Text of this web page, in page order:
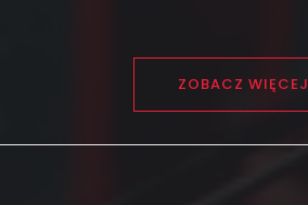
ZOBACZ WIĘCEJ